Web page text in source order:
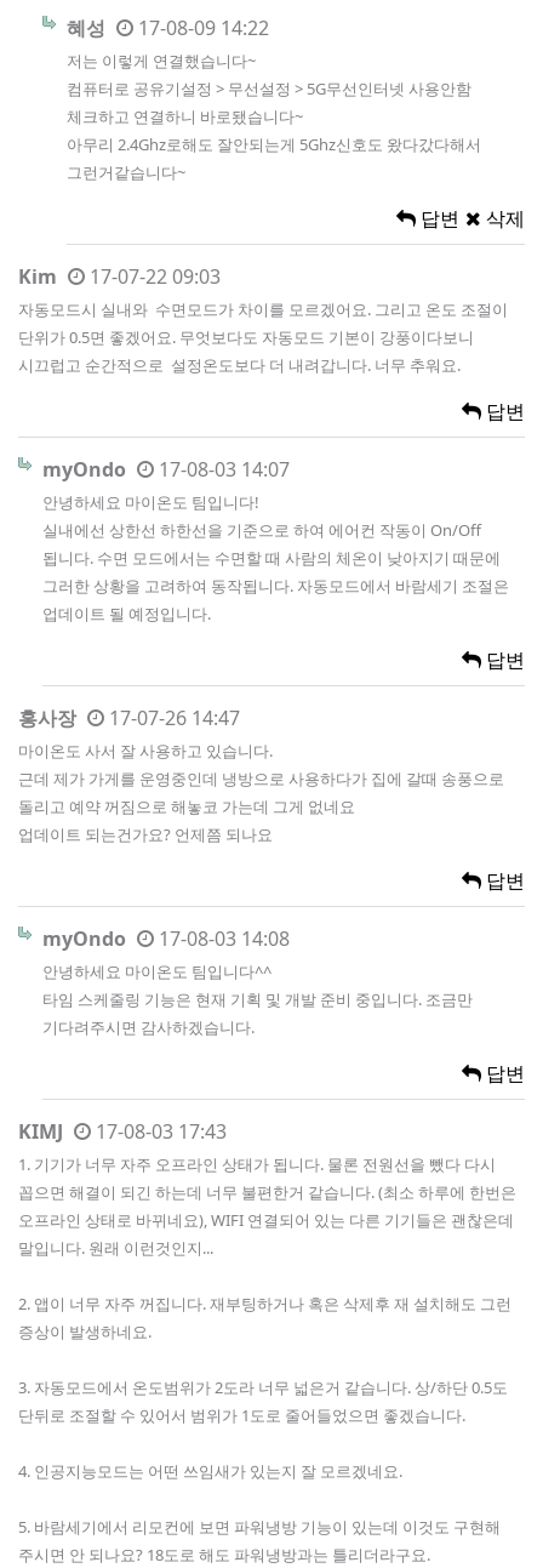
혜성 17-08-09 14:22
저는 이렇게 연결했습니다~
컴퓨터로 공유기설정 > 무선설정 > 5G무선인터넷 사용안함
체크하고 연결하니 바로됐습니다~
아무리 2.4Ghz로해도 잘안되는게 5Ghz신호도 왔다갔다해서
그런거같습니다~
답변 삭제
Kim 17-07-22 09:03
자동모드시 실내와 수면모드가 차이를 모르겠어요. 그리고 온도 조절이
단위가 0.5면 좋겠어요. 무엇보다도 자동모드 기본이 강풍이다보니
시끄럽고 순간적으로 설정온도보다 더 내려갑니다. 너무 추워요.
답변
myOndo 17-08-03 14:07
안녕하세요 마이온도 팀입니다!
실내에선 상한선 하한선을 기준으로 하여 에어컨 작동이 On/Off
됩니다. 수면 모드에서는 수면할 때 사람의 체온이 낮아지기 때문에
그러한 상황을 고려하여 동작됩니다. 자동모드에서 바람세기 조절은
업데이트 될 예정입니다.
답변
홍사장 17-07-26 14:47
마이온도 사서 잘 사용하고 있습니다.
근데 제가 가게를 운영중인데 냉방으로 사용하다가 집에 갈때 송풍으로
돌리고 예약 꺼짐으로 해놓코 가는데 그게 없네요
업데이트 되는건가요? 언제쯤 되나요
답변
myOndo 17-08-03 14:08
안녕하세요 마이온도 팀입니다^^
타임 스케줄링 기능은 현재 기획 및 개발 준비 중입니다. 조금만
기다려주시면 감사하겠습니다.
답변
KIMJ 17-08-03 17:43
1. 기기가 너무 자주 오프라인 상태가 됩니다. 물론 전원선을 뺐다 다시
꼽으면 해결이 되긴 하는데 너무 불편한거 같습니다. (최소 하루에 한번은
오프라인 상태로 바뀌네요), WIFI 연결되어 있는 다른 기기들은 괜찮은데
말입니다. 원래 이런것인지...
2. 앱이 너무 자주 꺼집니다. 재부팅하거나 혹은 삭제후 재 설치해도 그런
증상이 발생하네요.
3. 자동모드에서 온도범위가 2도라 너무 넓은거 같습니다. 상/하단 0.5도
단뒤로 조절할 수 있어서 범위가 1도로 줄어들었으면 좋겠습니다.
4. 인공지능모드는 어떤 쓰임새가 있는지 잘 모르겠네요.
5. 바람세기에서 리모컨에 보면 파워냉방 기능이 있는데 이것도 구현해
주시면 안 되나요? 18도로 해도 파워냉방과는 틀리더라구요.